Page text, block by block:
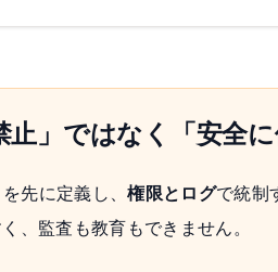
」ではなく「安全
先に定義し、権限とログで統制
、監査も教育もできません。